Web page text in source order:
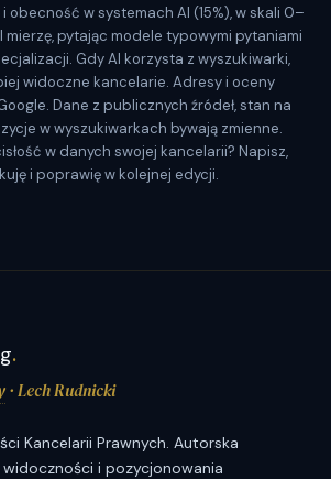
obecność w systemach AI (15%), w skali 0–
mierzę, pytając modele typowymi pytaniami
Gdy AI korzysta z wyszukiwarki,
widoczne kancelarie. Adresy i oceny
Dane z publicznych źródeł, stan na
w wyszukiwarkach bywają zmienne.
w danych swojej kancelarii? Napisz,
i poprawię w kolejnej edycji.
.
· Lech Rudnicki
Kancelarii Prawnych. Autorska
i pozycjonowania